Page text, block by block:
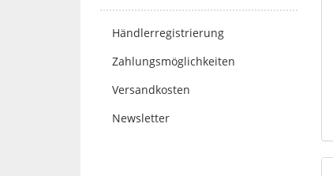
Händlerregistrierung
Zahlungsmöglichkeiten
Versandkosten
Newsletter